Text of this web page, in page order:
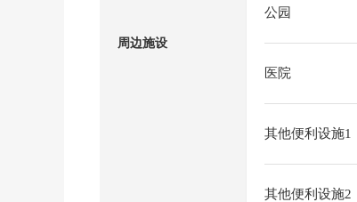
周边施设
公园
医院
其他便利设施1
其他便利设施2